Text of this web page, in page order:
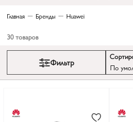
Главная Бренды Huawei
30 товаров
Фильтр
По